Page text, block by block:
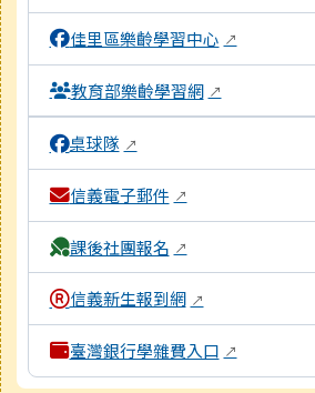
佳里區樂齡學習中心 ↗
教育部樂齡學習網 ↗
桌球隊 ↗
信義電子郵件 ↗
課後社團報名 ↗
信義新生報到網 ↗
臺灣銀行學雜費入口 ↗